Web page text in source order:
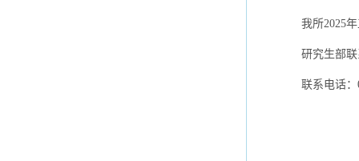
我所2025
研究生
联系电话